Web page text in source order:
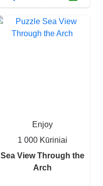
Enjoy
1 000 Kūriniai
Sea View Through the
Arch